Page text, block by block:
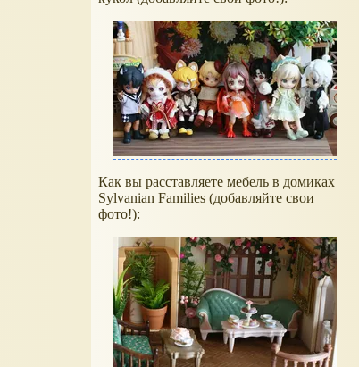
Как вы расставляете мебель в домиках
Sylvanian Families (добавляйте свои
фото!):